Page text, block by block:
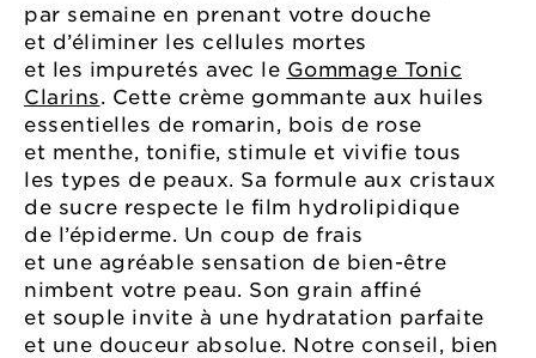
par semaine en prenant votre douche
et d’éliminer les cellules mortes
et les impuretés avec le Gommage Tonic
Clarins. Cette crème gommante aux huiles
essentielles de romarin, bois de rose
et menthe, tonifie, stimule et vivifie tous
les types de peaux. Sa formule aux cristaux
de sucre respecte le film hydrolipidique
de l’épiderme. Un coup de frais
et une agréable sensation de bien-être
nimbent votre peau. Son grain affiné
et souple invite à une hydratation parfaite
et une douceur absolue. Notre conseil, bien